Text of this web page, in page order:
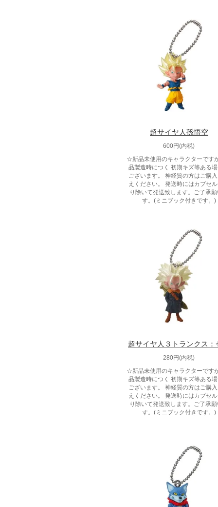
超サイヤ人孫悟空
600円(内税)
☆新品未使用のキャラクターです
品製造時につく 初期キズ等ある
ございます。 神経質の方はご購
えください。 発送時にはカプセ
り除いて発送致します。ご了承
す。(ミニブック付きです。)
超サイヤ人３トランクス：
280円(内税)
☆新品未使用のキャラクターです
品製造時につく 初期キズ等ある
ございます。 神経質の方はご購
えください。 発送時にはカプセ
り除いて発送致します。ご了承
す。(ミニブック付きです。)